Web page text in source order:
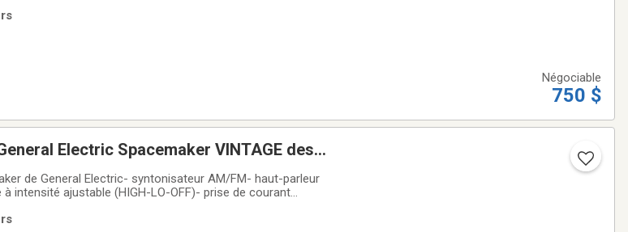
Négociable
750 $
Electric Spacemaker VINTAGE des
de General Electric- syntonisateur AM/FM- haut-parleur
intensité ajustable (HIGH-LO-OFF)- prise de courant
(timer)- se